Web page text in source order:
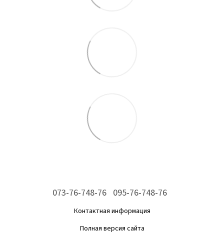
073-76-748-76 095-76-748-76
Контактная информация
Полная версия сайта